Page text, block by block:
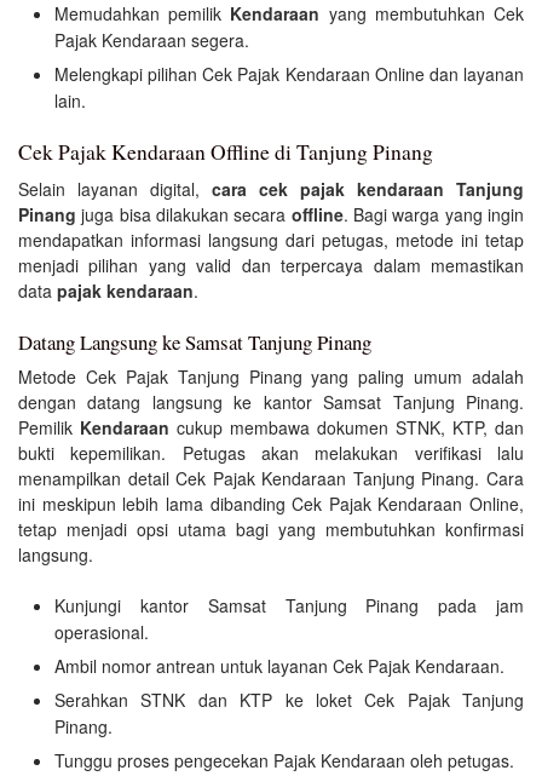
Memudahkan pemilik Kendaraan yang membutuhkan Cek
Pajak Kendaraan segera.
Melengkapi pilihan Cek Pajak Kendaraan Online dan layanan
lain.
Cek Pajak Kendaraan Offline di Tanjung Pinang
Selain layanan digital, cara cek pajak kendaraan Tanjung
Pinang juga bisa dilakukan secara offline. Bagi warga yang ingin
mendapatkan informasi langsung dari petugas, metode ini tetap
menjadi pilihan yang valid dan terpercaya dalam memastikan
data pajak kendaraan.
Datang Langsung ke Samsat Tanjung Pinang
Metode Cek Pajak Tanjung Pinang yang paling umum adalah
dengan datang langsung ke kantor Samsat Tanjung Pinang.
Pemilik Kendaraan cukup membawa dokumen STNK, KTP, dan
bukti kepemilikan. Petugas akan melakukan verifikasi lalu
menampilkan detail Cek Pajak Kendaraan Tanjung Pinang. Cara
ini meskipun lebih lama dibanding Cek Pajak Kendaraan Online,
tetap menjadi opsi utama bagi yang membutuhkan konfirmasi
langsung.
Kunjungi kantor Samsat Tanjung Pinang pada jam
operasional.
Ambil nomor antrean untuk layanan Cek Pajak Kendaraan.
Serahkan STNK dan KTP ke loket Cek Pajak Tanjung
Pinang.
Tunggu proses pengecekan Pajak Kendaraan oleh petugas.